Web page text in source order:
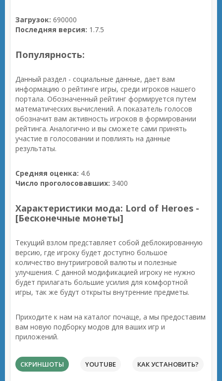
Загрузок: 690000
Последняя версия: 1.7.5
Популярность:
Данный раздел - социальные данные, дает вам
информацию о рейтинге игры, среди игроков нашего
портала. Обозначенный рейтинг формируется путем
математических вычислений. А показатель голосов
обозначит вам активность игроков в формировании
рейтинга. Аналогично и вы сможете сами принять
участие в голосовании и повлиять на данные
результаты.
Средняя оценка: 4.6
Число проголосовавших: 3400
Характеристики мода: Lord of Heroes -
[Бесконечные монеты]
Текущий взлом представляет собой деблокированную
версию, где игроку будет доступно большое
количество внутриигровой валюты и полезные
улучшения. С данной модификацией игроку не нужно
будет прилагать большие усилия для комфортной
игры, так же будут открыты внутренние предметы.
Приходите к нам на каталог почаще, а мы предоставим
вам новую подборку модов для ваших игр и
приложений.
СКРИНШОТЫ YOUTUBE КАК УСТАНОВИТЬ?